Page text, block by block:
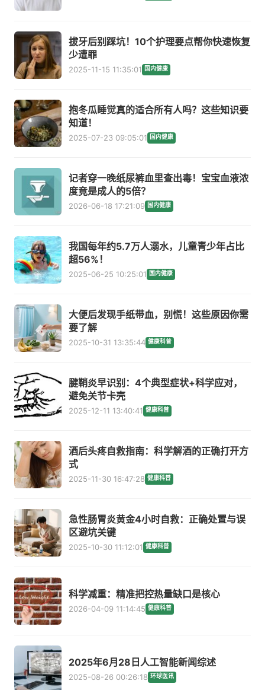
拔牙后别踩坑！10个护理要点帮你快速恢复
少遭罪
2025-11-15 11:35:01 国内健康
抱冬瓜睡觉真的适合所有人吗？这些知识要
知道！
2025-07-23 09:05:01 国内健康
记者穿一晚纸尿裤血里查出毒！宝宝血液浓
度竟是成人的5倍？
2026-06-18 17:21:09 国内健康
我国每年约5.7万人溺水，儿童青少年占比
超56%！
2025-06-25 10:25:01 国内健康
大便后发现手纸带血，别慌！这些原因你需
要了解
2025-10-31 13:35:44 健康科普
腱鞘炎早识别：4个典型症状+科学应对，
避免关节卡壳
2025-12-11 13:40:41 健康科普
酒后头疼自救指南：科学解酒的正确打开方
式
2025-11-30 16:47:28 健康科普
急性肠胃炎黄金4小时自救：正确处置与误
区避坑关键
2025-10-30 11:12:01 健康科普
科学减重：精准把控热量缺口是核心
2026-04-09 11:14:45 健康科普
2025年6月28日人工智能新闻综述
2025-08-26 00:26:18 环球医讯